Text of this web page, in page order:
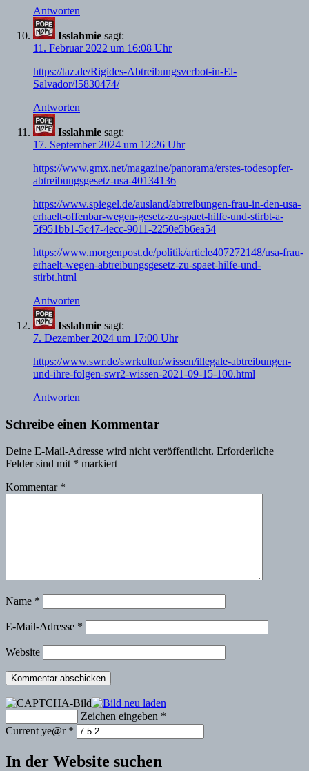
Antworten
Isslahmie sagt:
11. Februar 2022 um 16:08 Uhr
https://taz.de/Rigides-Abtreibungsverbot-in-El-
Salvador/!5830474/
Antworten
Isslahmie sagt:
17. September 2024 um 12:26 Uhr
https://www.gmx.net/magazine/panorama/erstes-todesopfer-
abtreibungsgesetz-usa-40134136
https://www.spiegel.de/ausland/abtreibungen-frau-in-den-usa-
erhaelt-offenbar-wegen-gesetz-zu-spaet-hilfe-und-stirbt-a-
5f951bb1-5c47-4ecc-9011-2250e5b6ea54
https://www.morgenpost.de/politik/article407272148/usa-frau-
erhaelt-wegen-abtreibungsgesetz-zu-spaet-hilfe-und-
stirbt.html
Antworten
Isslahmie sagt:
7. Dezember 2024 um 17:00 Uhr
https://www.swr.de/swrkultur/wissen/illegale-abtreibungen-
und-ihre-folgen-swr2-wissen-2021-09-15-100.html
Antworten
Schreibe einen Kommentar
Deine E-Mail-Adresse wird nicht veröffentlicht. Erforderliche
Felder sind mit * markiert
Kommentar *
Name *
E-Mail-Adresse *
Website
Zeichen eingeben *
Current ye@r *
In der Website suchen